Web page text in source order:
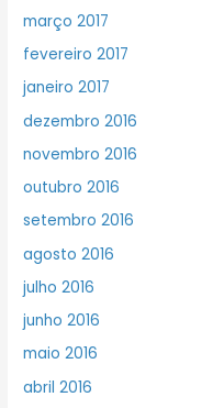
março 2017
fevereiro 2017
janeiro 2017
dezembro 2016
novembro 2016
outubro 2016
setembro 2016
agosto 2016
julho 2016
junho 2016
maio 2016
abril 2016